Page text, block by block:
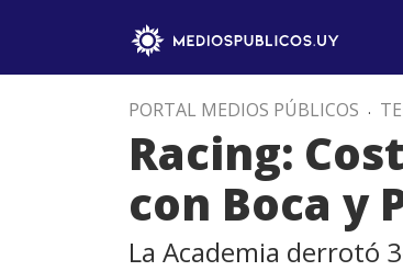
PORTAL MEDIOS PÚBLICOS .
Racing:
con Boca y
La Academia derrotó